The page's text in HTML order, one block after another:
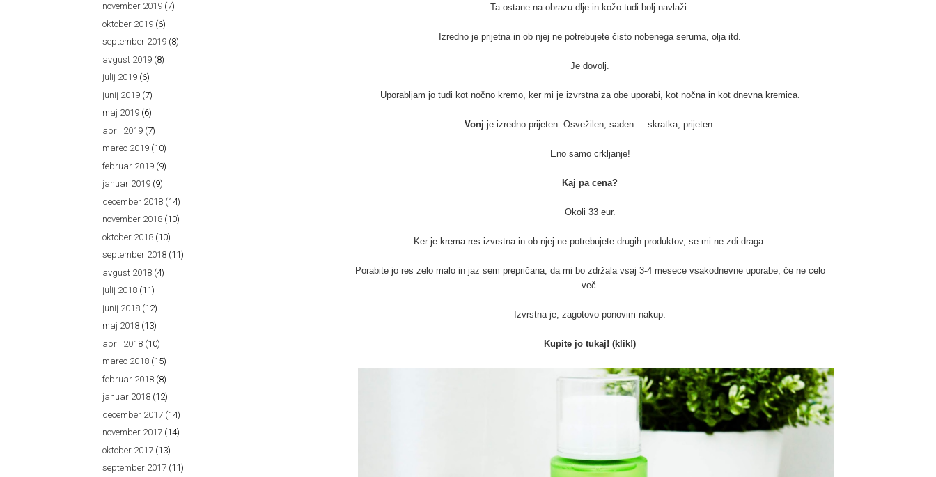
Ta ostane na obrazu dlje in kožo tudi bolj navlaži.
Izredno je prijetna in ob njej ne potrebujete čisto nobenega seruma, olja itd.
Je dovolj.
Uporabljam jo tudi kot nočno kremo, ker mi je izvrstna za obe uporabi, kot nočna in kot dnevna kremica.
Vonj je izredno prijeten. Osvežilen, saden ... skratka, prijeten.
Eno samo crkljanje!
Kaj pa cena?
Okoli 33 eur.
Ker je krema res izvrstna in ob njej ne potrebujete drugih produktov, se mi ne zdi draga.
Porabite jo res zelo malo in jaz sem prepričana, da mi bo zdržala vsaj 3-4 mesece vsakodnevne uporabe, če ne celo
več.
Izvrstna je, zagotovo ponovim nakup.
Kupite jo tukaj! (klik!)
november 2019 (7)
oktober 2019 (6)
september 2019 (8)
avgust 2019 (8)
julij 2019 (6)
junij 2019 (7)
maj 2019 (6)
april 2019 (7)
marec 2019 (10)
februar 2019 (9)
januar 2019 (9)
december 2018 (14)
november 2018 (10)
oktober 2018 (10)
september 2018 (11)
avgust 2018 (4)
julij 2018 (11)
junij 2018 (12)
maj 2018 (13)
april 2018 (10)
marec 2018 (15)
februar 2018 (8)
januar 2018 (12)
december 2017 (14)
november 2017 (14)
oktober 2017 (13)
september 2017 (11)